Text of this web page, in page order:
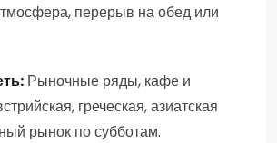
перерыв на обед или
Рыночные ряды, кафе и
греческая, азиатская
рынок по субботам.